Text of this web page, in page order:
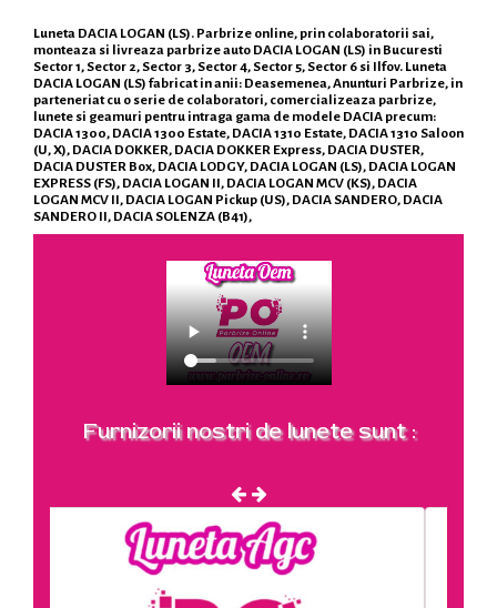
Luneta DACIA LOGAN (LS). Parbrize online, prin colaboratorii sai,
monteaza si livreaza parbrize auto DACIA LOGAN (LS) in Bucuresti
Sector 1, Sector 2, Sector 3, Sector 4, Sector 5, Sector 6 si Ilfov. Luneta
DACIA LOGAN (LS) fabricat in anii: Deasemenea, Anunturi Parbrize, in
parteneriat cu o serie de colaboratori, comercializeaza parbrize,
lunete si geamuri pentru intraga gama de modele DACIA precum:
DACIA 1300, DACIA 1300 Estate, DACIA 1310 Estate, DACIA 1310 Saloon
(U, X), DACIA DOKKER, DACIA DOKKER Express, DACIA DUSTER,
DACIA DUSTER Box, DACIA LODGY, DACIA LOGAN (LS), DACIA LOGAN
EXPRESS (FS), DACIA LOGAN II, DACIA LOGAN MCV (KS), DACIA
LOGAN MCV II, DACIA LOGAN Pickup (US), DACIA SANDERO, DACIA
SANDERO II, DACIA SOLENZA (B41),
Furnizorii nostri de lunete sunt :